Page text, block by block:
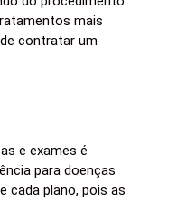
mais
contratar um
e exames é
para doenças
cada plano, pois as